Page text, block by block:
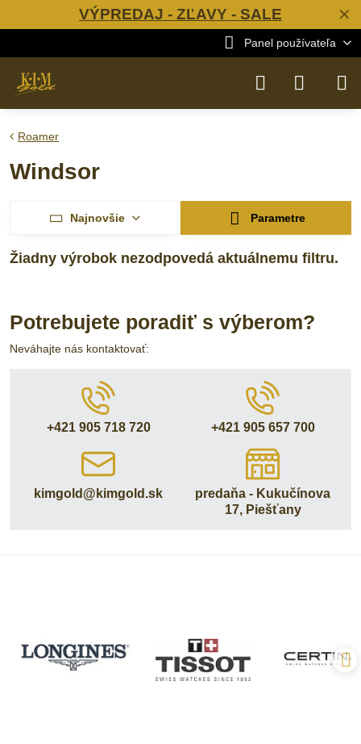
✕
VÝPREDAJ - ZĽAVY - SALE
Panel používateľa
Roamer
Windsor
Najnovšie Parametre
Potrebujete poradiť s výberom?
Neváhajte nás kontaktovať:
+421 905 718 720 +421 905 657 700
kimgold​@kimgold​.sk
predaňa - Kukučínova
17, Piešťany